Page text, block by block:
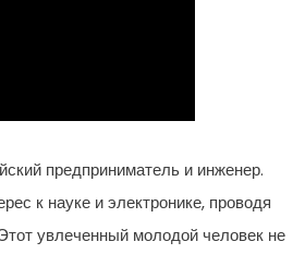
предприниматель и инженер.
к науке и электронике, проводя
увлеченный молодой человек не